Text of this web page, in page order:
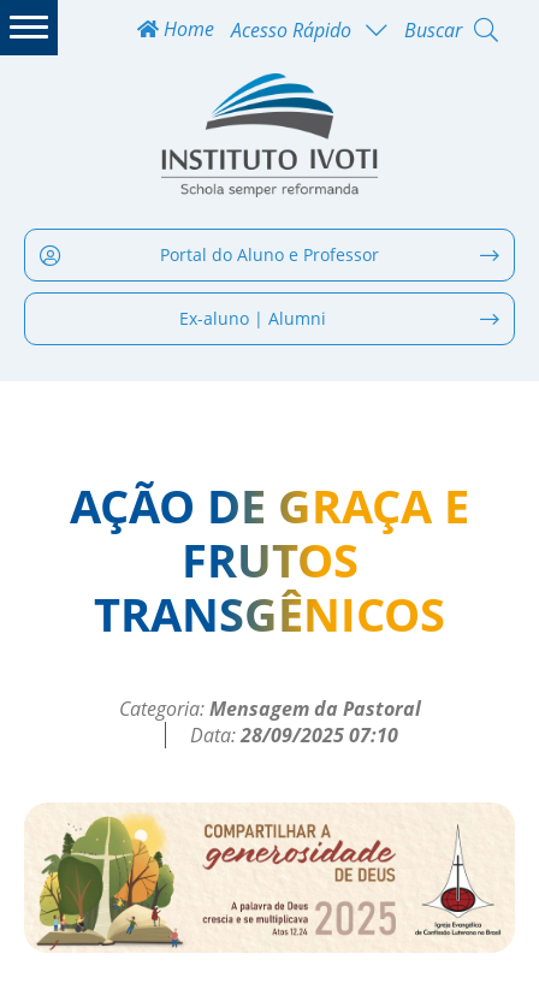
Home Acesso Rápido Buscar
Portal do Aluno e Professor
Ex-aluno | Alumni
AÇÃO DE GRAÇA E
FRUTOS
TRANSGÊNICOS
Categoria:Mensagem da Pastoral
Data:28/09/2025 07:10